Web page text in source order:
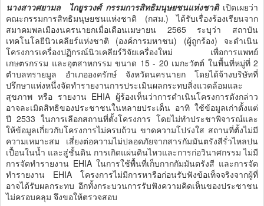
นางสาวศยามล ไกยูรวงศ์ กรรมการสิทธิมนุษยชนแห่งชาติเปิดเผยว่า
คณะกรรมการสิทธิมนุษยชนแห่งชาติ (กสม.) ได้รับเรื่องร้องเรียนจาก
สมาคมพลเมืองนครนายกเมื่อเดือนเมษายน 2565 ระบุว่า สถาบัน
เทคโนโลยีนิวเคลียร์แห่งชาติ (องค์การมหาชน) (ผู้ถูกร้อง) จะดำเนิน
โครงการเครื่องปฏิกรณ์นิวเคลียร์วิจัยเครื่องใหม่ เพื่อการแพทย์
เกษตรกรรม และอุตสาหกรรม ขนาด 15 - 20 เมกะวัตต์ ในพื้นที่หมู่ที่ 2
ตำบลทรายมูล อำเภอองครักษ์ จังหวัดนครนายก โดยได้จ้างบริษัทที่
ปรึกษาแห่งหนึ่งจัดทำรายงานการประเมินผลกระทบสิ่งแวดล้อมและ
สุขภาพ หรือ รายงาน EHIA ผู้ร้องเห็นว่าการดำเนินโครงการดังกล่าว
อาจละเมิดสิทธิของประชาชนในหลายประเด็น อาทิ ใช้ข้อมูลเก่าตั้งแต่
ปี 2533 ในการเลือกสถานที่ตั้งโครงการ โดยไม่ทำประชาพิจารณ์และ
ให้ข้อมูลเกี่ยวกับโครงการไม่ครบถ้วน ขาดความโปร่งใส สถานที่ตั้งไม่มี
ความเหมาะสม เสี่ยงต่อความไม่ปลอดภัยจากสารกัมมันตรังสีรั่วไหลปน
เปื้อนในน้ำ และสู่ชั้นดิน การเกิดแผ่นดินไหวและการก่อวินาศกรรม ไม่มี
การจัดทำรายงาน EHIA ในการใช้พื้นที่เก็บกากกัมมันตรังสี และการจัด
ทำรายงาน EHIA โครงการไม่มีการหารือก่อนรับฟังข้อเท็จจริงจากผู้ที่
อาจได้รับผลกระทบ อีกทั้งกระบวนการรับฟังความคิดเห็นของประชาชน
ไม่ครอบคลุม จึงขอให้ตรวจสอบ